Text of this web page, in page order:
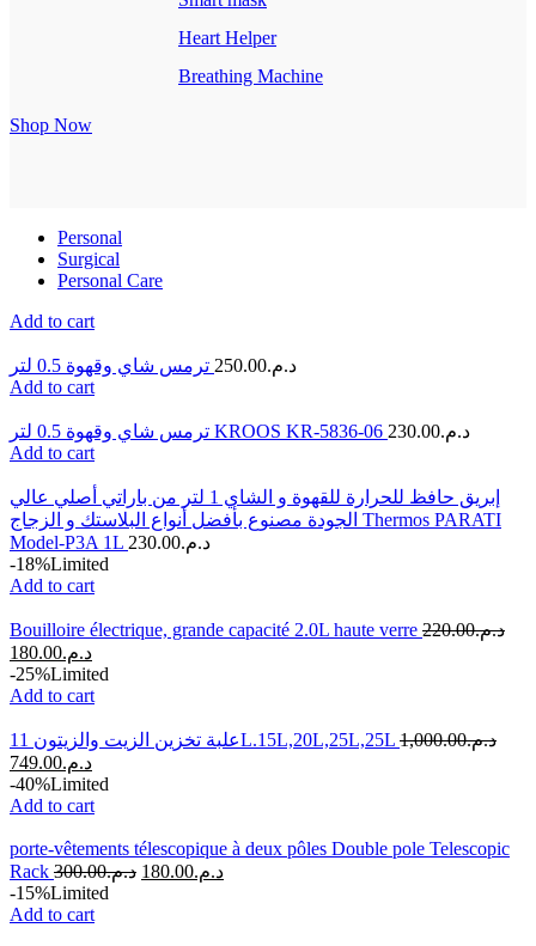
Heart Helper
Breathing Machine
Shop Now
Personal
Surgical
Personal Care
Add to cart
د.م.250.00
Add to cart
ترمس شاي وقهوة 0.5 لتر KROOS KR-5836-06 د.م.230.00
Add to cart
إبريق حافظ للحرارة للقهوة و الشاي 1 لتر من باراتي أصلي عالي
الجودة مصنوع بأفضل أنواع البلاستك و الزجاج Thermos PARATI
Model-P3A 1L
د.م.230.00
-18%Limited
Add to cart
Bouilloire électrique, grande capacité 2.0L haute verre د.م.220.00
د.م.180.00
-25%Limited
Add to cart
علبة تخزين الزيت والزيتون 11L.15L,20L,25L,25L د.م.1,000.00
د.م.749.00
-40%Limited
Add to cart
porte-vêtements télescopique à deux pôles Double pole Telescopic
Rack
د.م.300.00 د.م.180.00
-15%Limited
Add to cart